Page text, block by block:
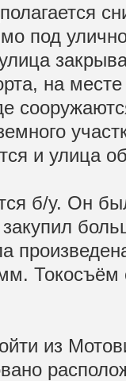
под
на
и улица
б/у. Он
Токосъём
из